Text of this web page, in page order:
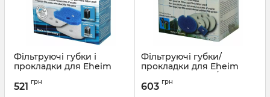
Фільтруючі губки і
прокладки для Eheim
eXperience 150/250/250T
521 грн
Фільтруючі губки/
прокладки для Eheim
Aquacompact 40/60
(2616040)
603 грн